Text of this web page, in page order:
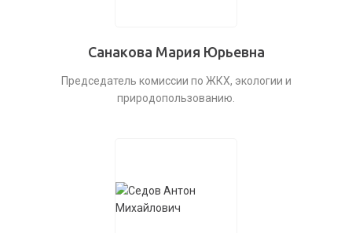
Санакова Мария Юрьевна
Председатель комиссии по ЖКХ, экологии и
природопользованию.